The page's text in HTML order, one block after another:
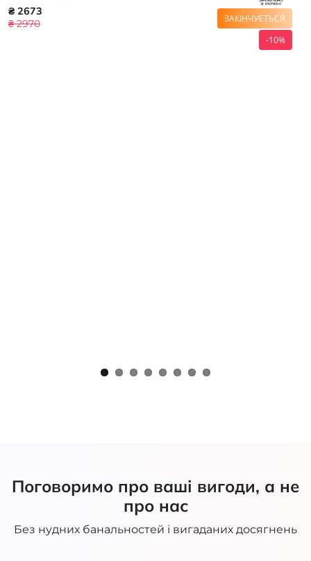
ЗАКІНЧУЄТЬСЯ
-10%
₴ 2673
₴ 2970
Поговоримо про ваші вигоди, а не
про нас
Без нудних банальностей і вигаданих досягнень